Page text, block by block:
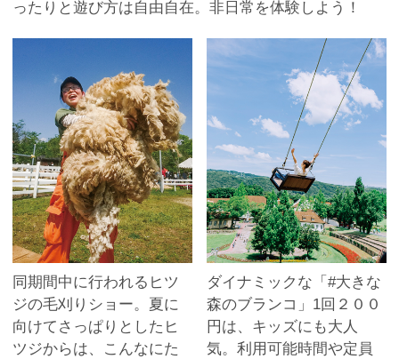
ったりと遊び方は自由自在。非日常を体験しよう！
同期間中に行われるヒツ
ジの毛刈りショー。夏に
向けてさっぱりとしたヒ
ツジからは、こんなにた
ダイナミックな「#大きな
森のブランコ」1回２００
円は、キッズにも大人
気。利用可能時間や定員